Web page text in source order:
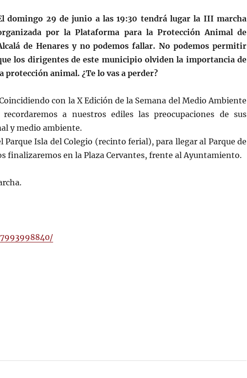
domingo 29 de junio a las 19:30 tendrá lugar la III marcha
por la Plataforma para la Protección Animal de
de Henares y no podemos fallar. No podemos permitir
los dirigentes de este municipio olviden la importancia de
protección animal. ¿Te lo vas a perder?
con la X Edición de la Semana del Medio Ambiente
a nuestros ediles las preocupaciones de sus
y medio ambiente.
Parque Isla del Colegio (recinto ferial), para llegar al Parque de
finalizaremos en la Plaza Cervantes, frente al Ayuntamiento.